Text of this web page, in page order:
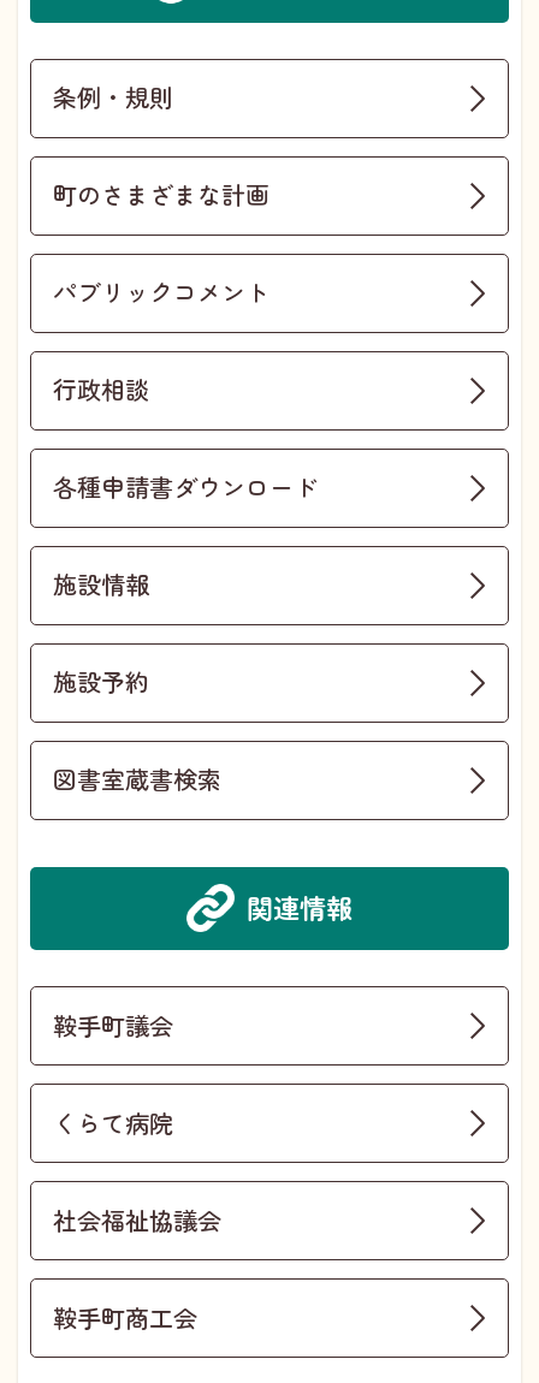
条例・規則
町のさまざまな計画
パブリックコメント
行政相談
各種申請書ダウンロード
施設情報
施設予約
図書室蔵書検索
関連情報
鞍手町議会
くらて病院
社会福祉協議会
鞍手町商工会